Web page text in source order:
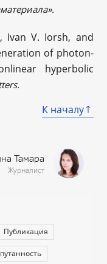
Ivan V. Iorsh, and
of photon-
hyperbolic
К началу
Тамара
Журналист
Публикация